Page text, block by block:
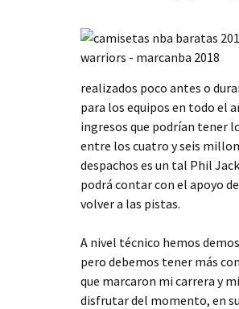
realizados poco antes o
para los equipos en todo el
ingresos que podrían tener
entre los cuatro y seis
despachos es un tal Phil
podrá contar con el apoyo
volver a las pistas.
A nivel técnico hemos
pero debemos tener más
que marcaron mi carrera y
disfrutar del momento, en